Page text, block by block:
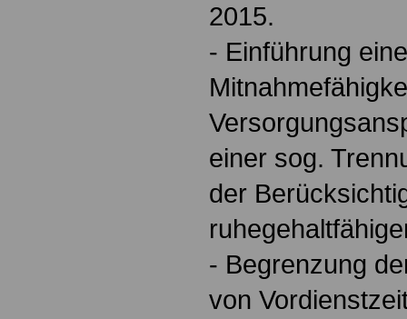
2015.
- Einführung
einer sog.
der
- Begrenzung
von